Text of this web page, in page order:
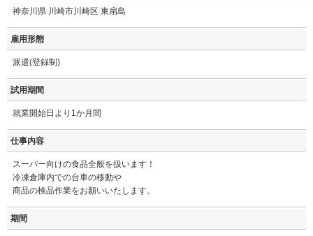
神奈川県 川崎市川崎区 東扇島
雇用形態
派遣(登録制)
試用期間
就業開始日より1か月間
仕事内容
スーパー向けの食品全般を扱います！
冷凍倉庫内での台車の移動や
商品の検品作業をお願いいたします。
期間